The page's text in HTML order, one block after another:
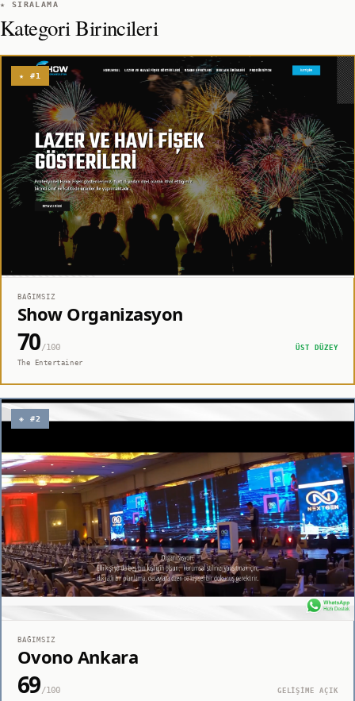
★ SIRALAMA
Kategori Birincileri
★ #1
BAĞIMSIZ
Show Organizasyon
70/100
ÜST DÜZEY
The Entertainer
◈ #2
BAĞIMSIZ
Ovono Ankara
69/100 GELİŞİME AÇIK